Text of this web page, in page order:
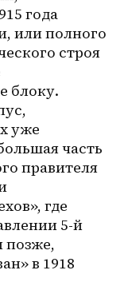
года
или полного
строя
блоку.
уже
часть
правителя
где
5-й
позже,
в 1918